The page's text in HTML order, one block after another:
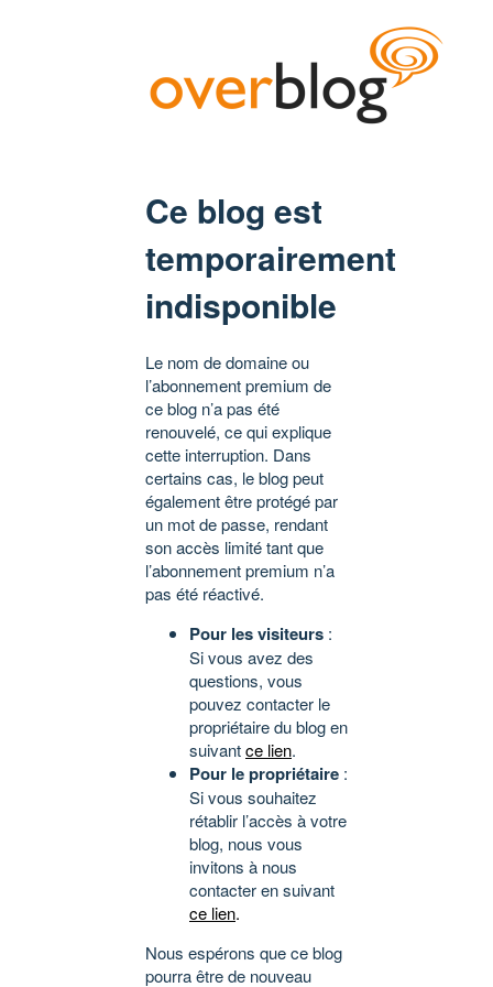
Ce blog est
temporairement
indisponible
Le nom de domaine ou
l’abonnement premium de
ce blog n’a pas été
renouvelé, ce qui explique
cette interruption. Dans
certains cas, le blog peut
également être protégé par
un mot de passe, rendant
son accès limité tant que
l’abonnement premium n’a
pas été réactivé.
Pour les visiteurs :
Si vous avez des
questions, vous
pouvez contacter le
propriétaire du blog en
suivantce lien.
Pour le propriétaire :
Si vous souhaitez
rétablir l’accès à votre
blog, nous vous
invitons à nous
contacter en suivant
ce lien.
Nous espérons que ce blog
pourra être de nouveau